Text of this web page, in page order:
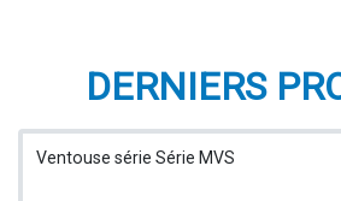
DERNIERS
Ventouse série Série MVS